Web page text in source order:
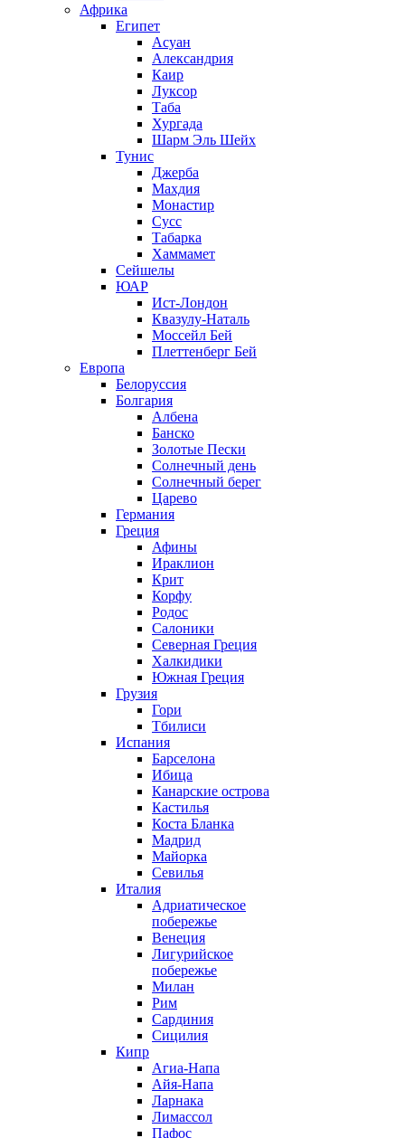
Африка
Египет
Асуан
Александрия
Каир
Луксор
Таба
Хургада
Шарм Эль Шейх
Тунис
Джерба
Махдия
Монастир
Сусс
Табарка
Хаммамет
Сейшелы
ЮАР
Ист-Лондон
Квазулу-Наталь
Моссейл Бей
Плеттенберг Бей
Европа
Белоруссия
Болгария
Албена
Банско
Золотые Пески
Солнечный день
Солнечный берег
Царево
Германия
Греция
Афины
Ираклион
Крит
Корфу
Родос
Салоники
Северная Греция
Халкидики
Южная Греция
Грузия
Гори
Тбилиси
Испания
Барселона
Ибица
Канарские острова
Кастилья
Коста Бланка
Мадрид
Майорка
Севилья
Италия
Адриатическое
побережье
Венеция
Лигурийское
побережье
Милан
Рим
Сардиния
Сицилия
Кипр
Агиа-Напа
Айя-Напа
Ларнака
Лимассол
Пафос